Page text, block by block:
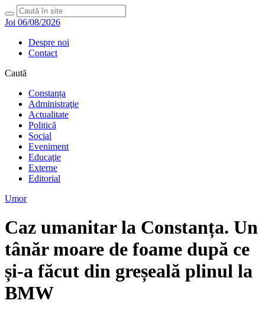
Joi 06/08/2026
Despre noi
Contact
Caută
Constanța
Administraţie
Actualitate
Politică
Social
Eveniment
Educaţie
Externe
Editorial
Umor
Caz umanitar la Constanța. Un
tânăr moare de foame după ce
și-a făcut din greșeală plinul la
BMW